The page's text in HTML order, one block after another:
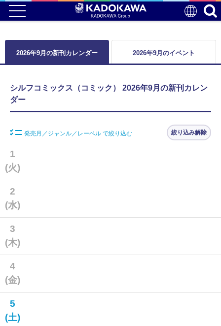
2026年9月の新刊カレンダー 2026年9月のイベント
シルフコミックス（コミック） 2026年9月の新刊カレン
ダー
発売月／ジャンル／レーベル で絞り込む 絞り込み解除
1
(火)
2
(水)
3
(木)
4
(金)
5
(土)